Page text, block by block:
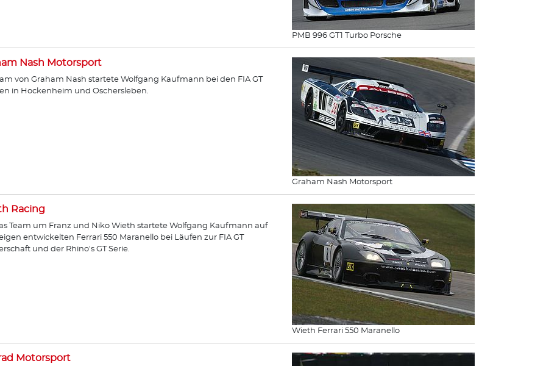
PMB 996 GT1 Turbo Porsche
Graham Nash Motorsport
Nash Motorsport
von Graham Nash startete Wolfgang Kaufmann bei den FIA GT
in Hockenheim und Oschersleben.
Wieth Ferrari 550 Maranello
Racing
Team um Franz und Niko Wieth startete Wolfgang Kaufmann auf
entwickelten Ferrari 550 Maranello bei Läufen zur FIA GT
und der Rhino's GT Serie.
Motorsport